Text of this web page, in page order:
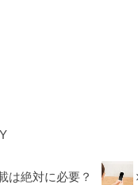
は絶対に必要？